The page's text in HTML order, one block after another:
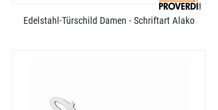
Edelstahl-Türschild Damen - Schriftart Alako